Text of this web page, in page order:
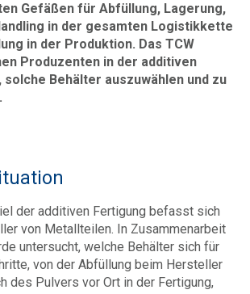
Gefäßen für Abfüllung, Lagerung,
in der gesamten Logistikkette
in der Produktion. Das TCW
Produzenten in der additiven
solche Behälter auszuwählen und zu
der additiven Fertigung befasst sich
von Metallteilen. In Zusammenarbeit
untersucht, welche Behälter sich für
von der Abfüllung beim Hersteller
des Pulvers vor Ort in der Fertigung,